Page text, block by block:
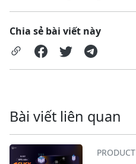
Chia sẻ bài viết này
Bài viết liên quan
PRODUCT